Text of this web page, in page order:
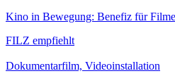
Kino in Bewegung: Benefiz für
FILZ empfiehlt
Dokumentarfilm, Videoinstallation